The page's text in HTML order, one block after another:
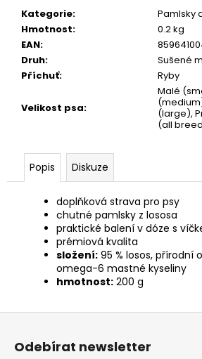
Kategorie:
Pamlsky
Hmotnost:
0.2 kg
EAN:
Druh:
Sušené
Příchuť: Ryby
Velikost psa:
Malé
(large),
(all
Popis Diskuze
doplňková strava pro psy
chutné pamlsky z lososa
praktické balení v dóze s
prémiová kvalita
složení: 95 % losos, přírodní
omega-6 mastné kyseliny
hmotnost: 200 g
u
e
m
e
YUMMY
CHICKEN
AND
TREAT
Z
Odebírat newsletter